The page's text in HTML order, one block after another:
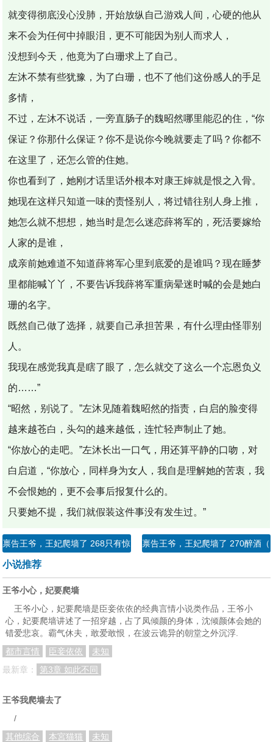
就变得彻底没心没肺，开始放纵自己游戏人间，心硬的他从
来不会为任何中掉眼泪，更不可能因为别人而求人，
没想到今天，他竟为了白珊求上了自己。
左沐不禁有些犹豫，为了白珊，也不了他们这份感人的手足
多情，
不过，左沐不说话，一旁直肠子的魏昭然哪里能忍的住，“你
保证？你那什么保证？你不是说你今晚就要走了吗？你都不
在这里了，还怎么管的住她。
你也看到了，她刚才话里话外根本对康王婶就是恨之入骨。
她现在这样只知道一味的责怪别人，将过错往别人身上推，
她怎么就不想想，她当时是怎么迷恋薛将军的，死活要嫁给
人家的是谁，
成亲前她难道不知道薛将军心里到底爱的是谁吗？现在睡梦
里都能喊丫丫，不要告诉我薛将军重病晕迷时喊的会是她白
珊的名字。
既然自己做了选择，就要自己承担苦果，有什么理由怪罪别
人。
我现在感觉我真是瞎了眼了，怎么就交了这么一个忘恩负义
的……”
“昭然，别说了。”左沐见随着魏昭然的指责，白启的脸变得
越来越苍白，头勾的越来越低，连忙轻声制止了她。
“你放心的走吧。”左沐长出一口气，用还算平静的口吻，对
白启道，“你放心，同样身为女人，我自是理解她的苦衷，我
不会恨她的，更不会事后报复什么的。
只要她不提，我们就假装这件事没有发生过。”
禀告王爷，王妃爬墙了 268只有惊，没有喜（2）禀告王爷，王妃爬墙了 270醉酒（
小说推荐
王爷小心，妃要爬墙
王爷小心，妃要爬墙是臣妾依依的经典言情小说类作品，王爷小
心，妃要爬墙讲述了一招穿越，占了凤倾颜的身体，沈倾颜体会她的
错爱悲哀。霸气休夫，敢爱敢恨，在波云诡异的朝堂之外沉浮.
都市言情
臣妾依依
未知
最新章：
第3章 如此不同
王爷我爬墙去了
/
其他综合
本宮猫猫
未知